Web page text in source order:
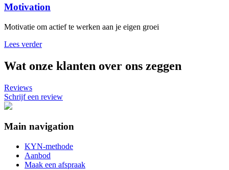
Motivation
Motivatie om actief te werken aan je eigen groei
Lees verder
Wat onze klanten over ons zeggen
Reviews
Schrijf een review
Main navigation
KYN-methode
Aanbod
Maak een afspraak